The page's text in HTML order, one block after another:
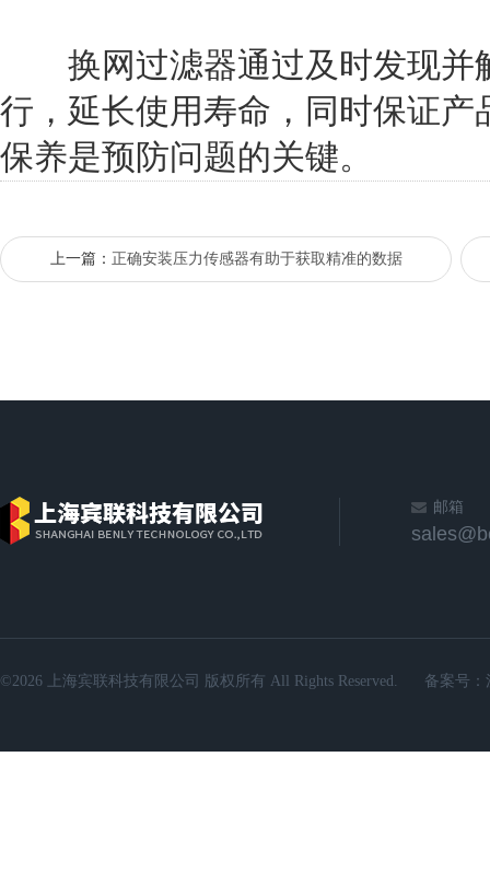
换网过滤器通过及时发现并
行，延长使用寿命，同时保证
保养是预防问题的关键。
上一篇： 正确安装压力传感器有助于获取精准的数据
邮箱
©2026 上海宾联科技有限公司 版权所有 All Rights Reserved. 备案号：